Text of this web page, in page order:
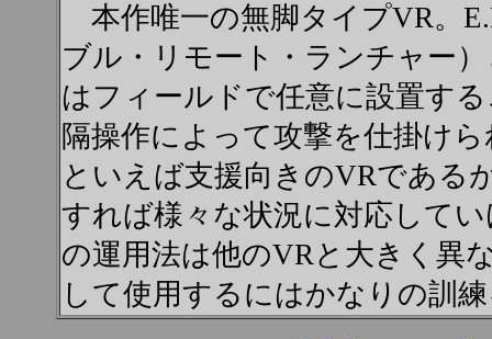
本作唯一の無脚タイプVR。
ブル・リモート・ランチャー
はフィールドで任意に設置す
隔操作によって攻撃を仕掛け
といえば支援向きのVRである
すれば様々な状況に対応して
の運用法は他のVRと大きく異
して使用するにはかなりの訓